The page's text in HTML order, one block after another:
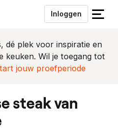
Inloggen
S
u
i
dé plek voor inspiratie en
keuken. Wil je toegang tot
jouw proefperiode